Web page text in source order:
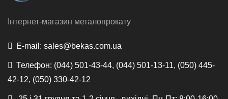
Інтернет-магазин металопрокату
E-mail: sales@bekas.com.ua
Телефон: (044) 501-43-44, (044) 501-13-11, (050) 445-
42-12, (050) 330-42-12